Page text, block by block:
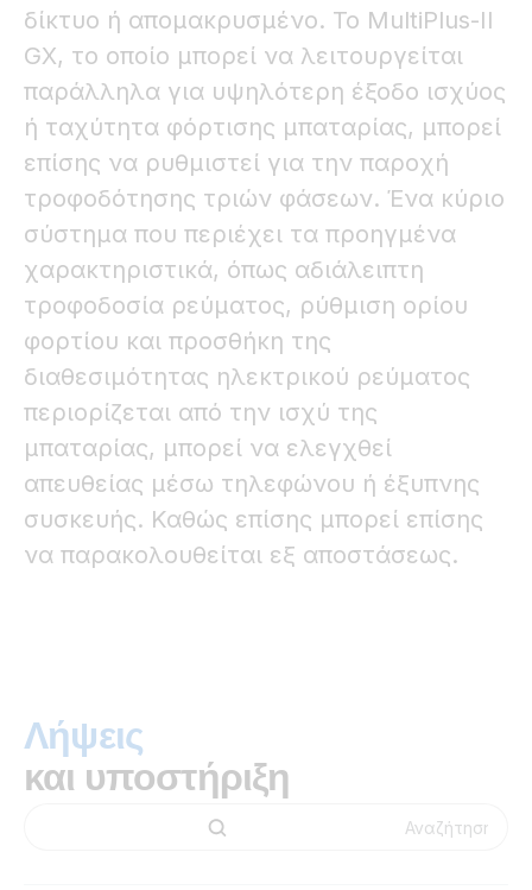
δίκτυο ή απομακρυσμένο. Το MultiPlus-II
GX, το οποίο μπορεί να λειτουργείται
παράλληλα για υψηλότερη έξοδο ισχύος
ή ταχύτητα φόρτισης μπαταρίας, μπορεί
επίσης να ρυθμιστεί για την παροχή
τροφοδότησης τριών φάσεων. Ένα κύριο
σύστημα που περιέχει τα προηγμένα
χαρακτηριστικά, όπως αδιάλειπτη
τροφοδοσία ρεύματος, ρύθμιση ορίου
φορτίου και προσθήκη της
διαθεσιμότητας ηλεκτρικού ρεύματος
περιορίζεται από την ισχύ της
μπαταρίας, μπορεί να ελεγχθεί
απευθείας μέσω τηλεφώνου ή έξυπνης
συσκευής. Καθώς επίσης μπορεί επίσης
να παρακολουθείται εξ αποστάσεως.
Λήψεις
και υποστήριξη